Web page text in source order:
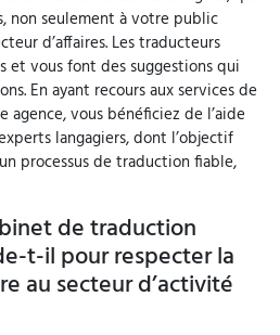
non seulement à votre public
d’affaires. Les traducteurs
et vous font des suggestions qui
En ayant recours aux services de
vous bénéficiez de l’aide
langagiers, dont l’objectif
processus de traduction fiable,
de traduction
t-il pour respecter la
au secteur d’activité